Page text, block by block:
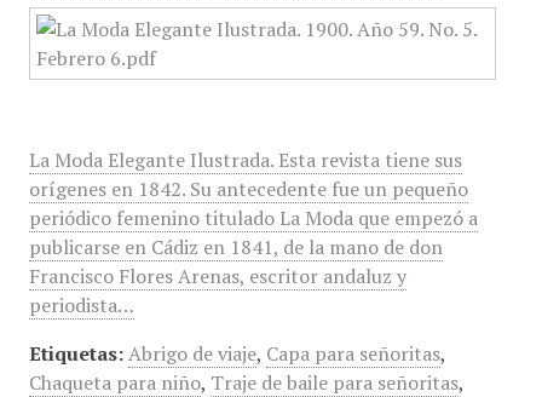
La Moda Elegante Ilustrada. Esta revista tiene sus
orígenes en 1842. Su antecedente fue un pequeño
periódico femenino titulado La Moda que empezó a
publicarse en Cádiz en 1841, de la mano de don
Francisco Flores Arenas, escritor andaluz y
periodista…
Etiquetas: Abrigo de viaje, Capa para señoritas,
Chaqueta para niño, Traje de baile para señoritas,